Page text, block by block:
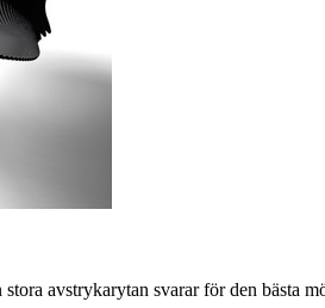
avstrykarytan svarar för den